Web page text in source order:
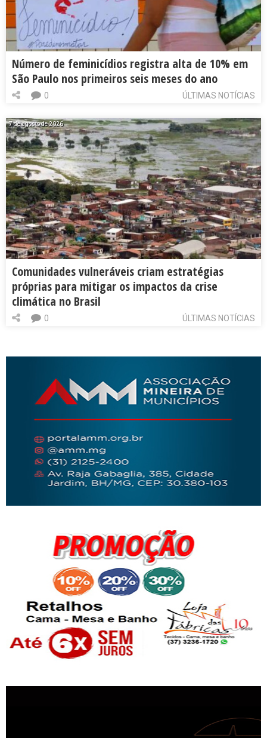
Número de feminicídios registra alta de 10% em
São Paulo nos primeiros seis meses do ano
ÚLTIMAS NOTÍCIAS
0
7 de agosto de 2026
Comunidades vulneráveis criam estratégias
próprias para mitigar os impactos da crise
climática no Brasil
ÚLTIMAS NOTÍCIAS
0